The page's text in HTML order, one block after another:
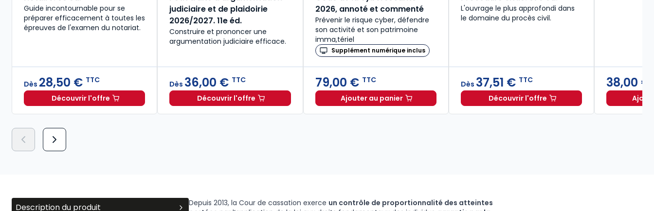
Guide incontournable pour se
préparer efficacement à toutes les
épreuves de l'examen du notariat.
Dès 28,50 € TTC
Découvrir l'offreNotaire. 5e éd. à partir de 28,50 €TTC
judiciaire et de plaidoirie
2026/2027. 11e éd.
Construire et prononcer une
argumentation judiciaire efficace.
Dès 36,00 € TTC
Découvrir l'offrePetit traité d'argumentation judiciaire et de plaidoirie 2026/2027. 11e éd. à partir deDès36,00 € TTC
2026, annoté et commenté
Prévenir le risque cyber, défendre
son activité et son patrimoine
imma,tériel
Supplément numérique inclus
79,00 € TTC
Ajouter au panierCode de la cybersécurité 2026, annoté et commenté à 79,00 € TTC
L'ouvrage le plus approfondi dans
le domaine du procès civil.
Dès 37,51 € TTC
Découvrir l'offre
Procédure civile. 37e éd. à partir de
38,00 €
Description du produit Depuis 2013, la Cour de cassation exerce un contrôle de proportionnalité des atteintes